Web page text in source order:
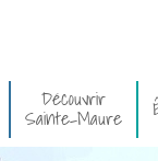
Découvrir
Sainte-Maure